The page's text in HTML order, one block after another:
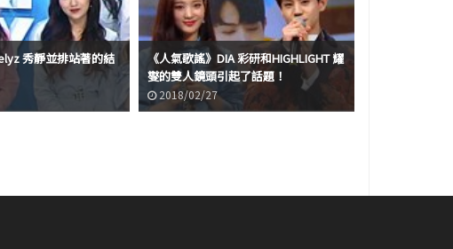
秀靜並排站著的結
《人氣歌謠》DIA 彩研和HIGHLIGHT 耀
燮的雙人鏡頭引起了話題！
2018/02/27